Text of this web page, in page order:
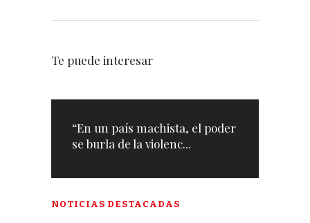
Te puede interesar
“En un país machista, el poder
se burla de la violenc...
NOTICIAS DESTACADAS